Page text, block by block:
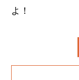
よ！